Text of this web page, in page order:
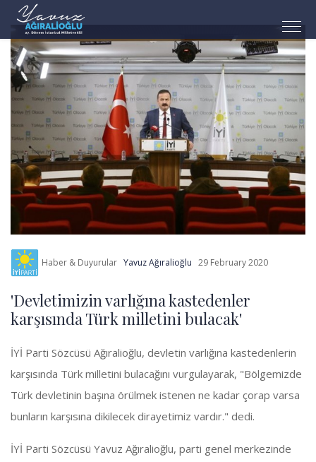
Haber & Duyurular Yavuz Ağıralioğlu 29 February 2020
'Devletimizin varlığına kastedenler
karşısında Türk milletini bulacak'
İYİ Parti Sözcüsü Ağıralioğlu, devletin varlığına kastedenlerin
karşısında Türk milletini bulacağını vurgulayarak, "Bölgemizde
Türk devletinin başına örülmek istenen ne kadar çorap varsa
bunların karşısına dikilecek dirayetimiz vardır." dedi.
İYİ Parti Sözcüsü Yavuz Ağıralioğlu, parti genel merkezinde